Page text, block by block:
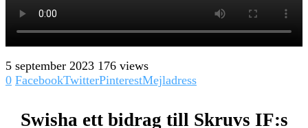
5 september 2023 176 views
0 FacebookTwitterPinterestMejladress
Swisha ett bidrag till Skruvs IF:s